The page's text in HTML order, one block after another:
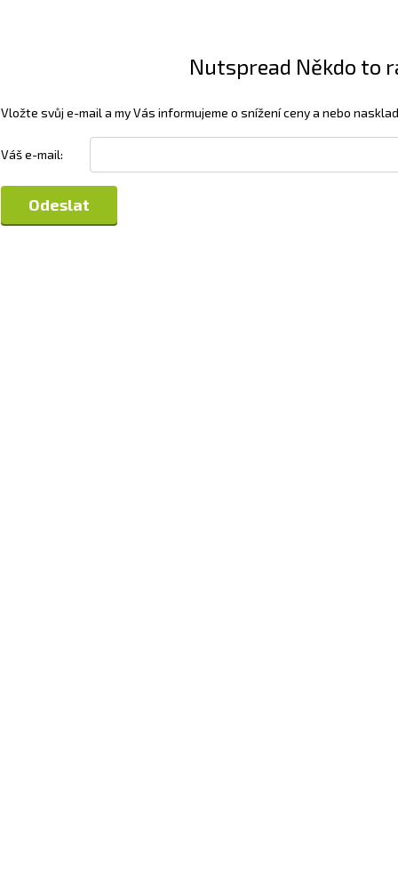
Nutspread Někdo to
Vložte svůj e-mail a my Vás informujeme o snížení ceny a nebo
Váš e-mail: